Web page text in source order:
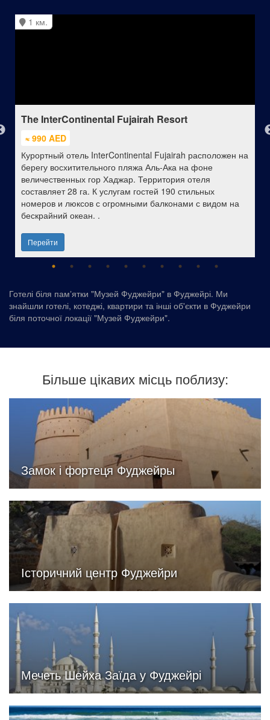
1 км.
The InterContinental Fujairah Resort
≈ 990 AED
Курортный отель InterContinental Fujairah расположен на
берегу восхитительного пляжа Аль-Ака на фоне
величественных гор Хаджар. Территория отеля
составляет 28 га. К услугам гостей 190 стильных
номеров и люксов с огромными балконами с видом на
бескрайний океан. .
Перейти
Готелі біля памʼятки "Музей Фуджейри" в Фуджейрі. Ми
знайшли готелі, котеджі, квартири та інші об'єкти в Фуджейри
біля поточної локації "Музей Фуджейри".
Більше цікавих місць поблизу:
Замок і фортеця Фуджейры
Історичний центр Фуджейри
Мечеть Шейха Заїда у Фуджейрі